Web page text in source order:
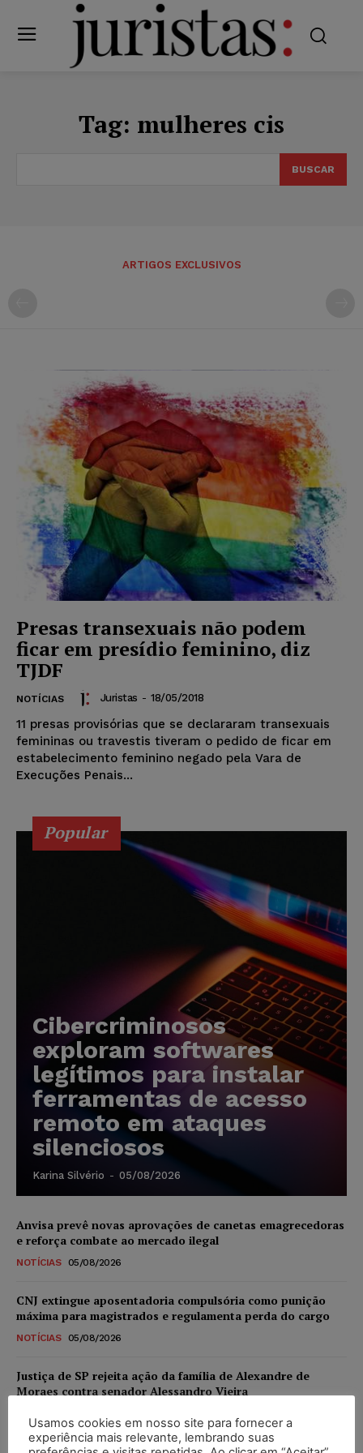
Tag: mulheres cis
BUSCAR
ARTIGOS EXCLUSIVOS
Presas transexuais não podem
ficar em presídio feminino, diz
TJDF
NOTÍCIAS Juristas - 18/05/2018
11 presas provisórias que se declararam transexuais
femininas ou travestis tiveram o pedido de ficar em
estabelecimento feminino negado pela Vara de
Execuções Penais...
Popular
Cibercriminosos
exploram softwares
legítimos para instalar
ferramentas de acesso
remoto em ataques
silenciosos
Karina Silvério - 05/08/2026
Anvisa prevê novas aprovações de canetas emagrecedoras
e reforça combate ao mercado ilegal
NOTÍCIAS 05/08/2026
CNJ extingue aposentadoria compulsória como punição
máxima para magistrados e regulamenta perda do cargo
NOTÍCIAS 05/08/2026
Justiça de SP rejeita ação da família de Alexandre de
Moraes contra senador Alessandro Vieira
Usamos cookies em nosso site para fornecer a
experiência mais relevante, lembrando suas